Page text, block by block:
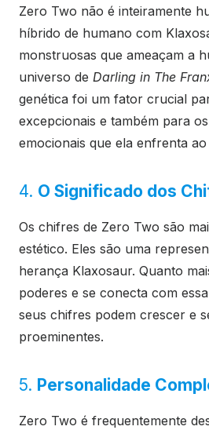
Zero Two não é inteiramente
híbrido de humano com
monstruosas que ameaçam a
universo de Darling in The
genética foi um fator crucial
excepcionais e também para
emocionais que ela enfrenta
4. O Significado dos
Os chifres de Zero Two são
estético. Eles são uma
herança Klaxosaur. Quanto
poderes e se conecta com
seus chifres podem crescer e
proeminentes.
5. Personalidade
Zero Two é frequentemente